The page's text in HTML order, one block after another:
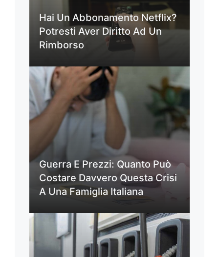
Hai Un Abbonamento Netflix?
Potresti Aver Diritto Ad Un
Rimborso
Guerra E Prezzi: Quanto Può
Costare Davvero Questa Crisi
A Una Famiglia Italiana